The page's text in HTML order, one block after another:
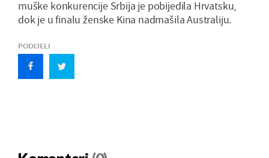
muške konkurencije Srbija je pobijedila Hrvatsku,
dok je u finalu ženske Kina nadmašila Australiju.
PODIJELI